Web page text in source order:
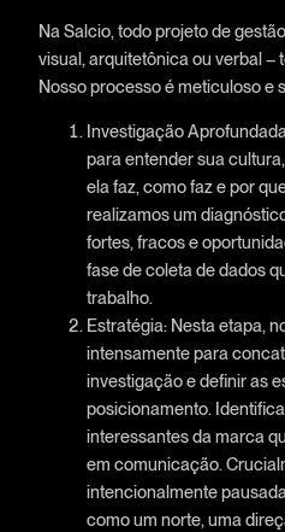
Na Salcio, todo projeto de
visual, arquitetônica ou verbal –
Nosso processo é meticuloso e
Investigação
para entender sua
ela faz, como faz e por
realizamos um
fortes, fracos e
fase de coleta de dados
trabalho.
Estratégia: Nesta etapa,
intensamente para
investigação e definir as
posicionamento.
interessantes da marca
em comunicação.
intencionalmente
como um norte, uma